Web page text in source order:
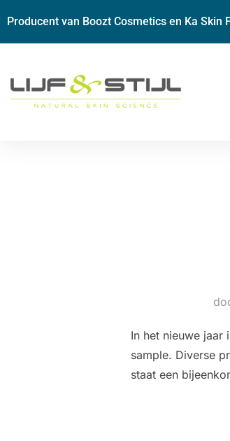
Producent van Boozt Cosmetics en Ka Skin
In het nieuwe jaar
sample. Diverse
staat een